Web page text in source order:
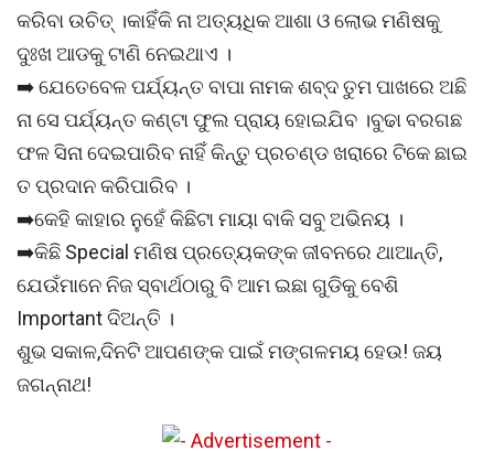
କରିବା ଉଚିତ୍ ।କାହିଁକି ନା ଅତ୍ୟଧିକ ଆଶା ଓ ଲୋଭ ମଣିଷକୁ
ଦୁଃଖ ଆଡକୁ ଟାଣି ନେଇଥାଏ ।
➡️ ଯେତେବେଳ ପର୍ଯ୍ୟନ୍ତ ବାପା ନାମକ ଶବ୍ଦ ତୁମ ପାଖରେ ଅଛି
ନା ସେ ପର୍ଯ୍ୟନ୍ତ କଣ୍ଟା ଫୁଲ ପ୍ରାୟ ହୋଇଯିବ ।ବୁଢା ବରଗଛ
ଫଳ ସିନା ଦେଇପାରିବ ନାହିଁ କିନ୍ତୁ ପ୍ରଚଣ୍ଡ ଖରାରେ ଟିକେ ଛାଇ
ତ ପ୍ରଦାନ କରିପାରିବ ।
➡️କେହି କାହାର ନୁହେଁ କିଛିଟା ମାୟା ବାକି ସବୁ ଅଭିନୟ ।
➡️କିଛି Special ମଣିଷ ପ୍ରତ୍ୟେକଙ୍କ ଜୀବନରେ ଥାଆନ୍ତି,
ଯେଉଁମାନେ ନିଜ ସ୍ବାର୍ଥଠାରୁ ବି ଆମ ଇଛା ଗୁଡିକୁ ବେଶି
Important ଦିଅନ୍ତି ।
ଶୁଭ ସକାଳ,ଦିନଟି ଆପଣଙ୍କ ପାଇଁ ମଙ୍ଗଳମୟ ହେଉ! ଜୟ
ଜଗନ୍ନାଥ!